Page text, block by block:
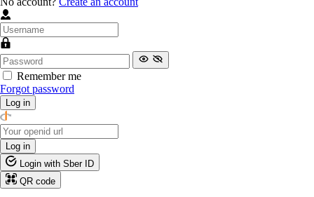
Remember me
Forgot password
Log in
Log in
Login with Sber ID
QR code